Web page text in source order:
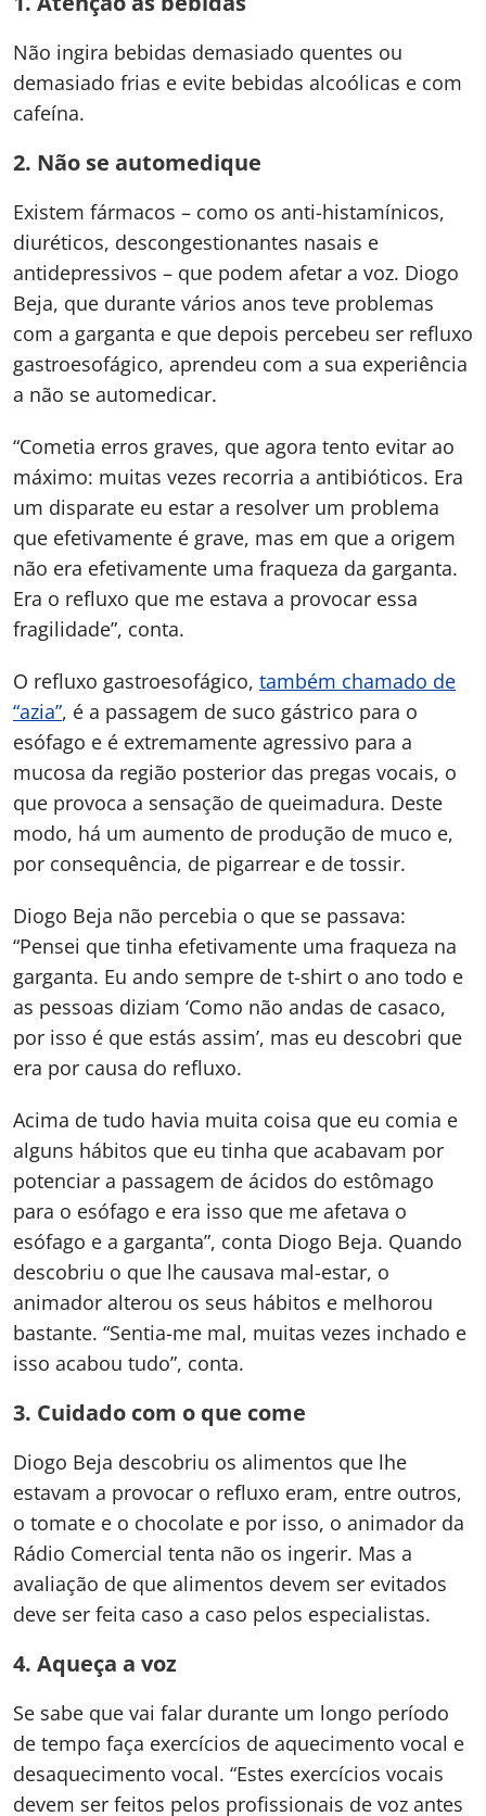
Não ingira bebidas demasiado quentes ou
demasiado frias e evite bebidas alcoólicas e com
cafeína.
2. Não se automedique
Existem fármacos – como os anti-histamínicos,
diuréticos, descongestionantes nasais e
antidepressivos – que podem afetar a voz. Diogo
Beja, que durante vários anos teve problemas
com a garganta e que depois percebeu ser refluxo
gastroesofágico, aprendeu com a sua experiência
a não se automedicar.
“Cometia erros graves, que agora tento evitar ao
máximo: muitas vezes recorria a antibióticos. Era
um disparate eu estar a resolver um problema
que efetivamente é grave, mas em que a origem
não era efetivamente uma fraqueza da garganta.
Era o refluxo que me estava a provocar essa
fragilidade”, conta.
O refluxo gastroesofágico, também chamado de
“azia”, é a passagem de suco gástrico para o
esófago e é extremamente agressivo para a
mucosa da região posterior das pregas vocais, o
que provoca a sensação de queimadura. Deste
modo, há um aumento de produção de muco e,
por consequência, de pigarrear e de tossir.
Diogo Beja não percebia o que se passava:
“Pensei que tinha efetivamente uma fraqueza na
garganta. Eu ando sempre de t-shirt o ano todo e
as pessoas diziam ‘Como não andas de casaco,
por isso é que estás assim’, mas eu descobri que
era por causa do refluxo.
Acima de tudo havia muita coisa que eu comia e
alguns hábitos que eu tinha que acabavam por
potenciar a passagem de ácidos do estômago
para o esófago e era isso que me afetava o
esófago e a garganta”, conta Diogo Beja. Quando
descobriu o que lhe causava mal-estar, o
animador alterou os seus hábitos e melhorou
bastante. “Sentia-me mal, muitas vezes inchado e
isso acabou tudo”, conta.
3. Cuidado com o que come
Diogo Beja descobriu os alimentos que lhe
estavam a provocar o refluxo eram, entre outros,
o tomate e o chocolate e por isso, o animador da
Rádio Comercial tenta não os ingerir. Mas a
avaliação de que alimentos devem ser evitados
deve ser feita caso a caso pelos especialistas.
4. Aqueça a voz
Se sabe que vai falar durante um longo período
de tempo faça exercícios de aquecimento vocal e
desaquecimento vocal. “Estes exercícios vocais
devem ser feitos pelos profissionais de voz antes